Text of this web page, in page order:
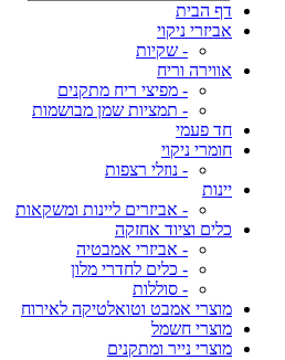
דף הבית
אביזרי ניקוי
- שקיות
אווירה וריח
- מפיצי ריח מתקנים
- תמציות שמן מבושמות
חד פעמי
חומרי ניקוי
- נוזלי רצפות
יינות
- אביזרים ליינות ומשקאות
כלים וציוד אחזקה
- אביזרי אמבטיה
- כלים לחדרי מלון
- סוללות
מוצרי אמבט וטואלטיקה לאירוח
מוצרי חשמל
מוצרי נייר ומתקנים